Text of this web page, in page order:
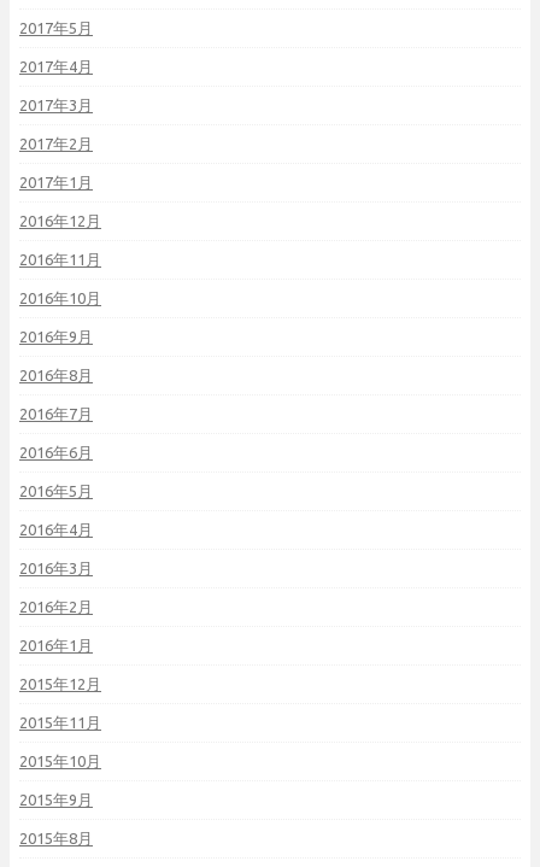
2017年5月
2017年4月
2017年3月
2017年2月
2017年1月
2016年12月
2016年11月
2016年10月
2016年9月
2016年8月
2016年7月
2016年6月
2016年5月
2016年4月
2016年3月
2016年2月
2016年1月
2015年12月
2015年11月
2015年10月
2015年9月
2015年8月